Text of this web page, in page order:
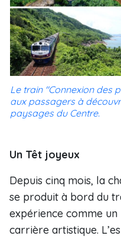
Le train "Connexion des
aux passagers à
paysages du Centre.
Un Têt joyeux
Depuis cinq mois, la
se produit à bord du
expérience comme
carrière artistique.